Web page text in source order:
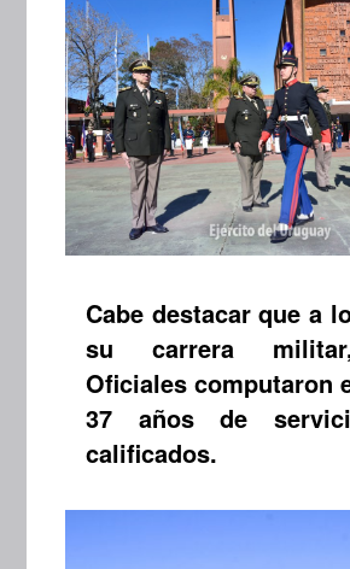
Cabe destacar que a
su carrera
Oficiales computaron
37 años de
calificados.